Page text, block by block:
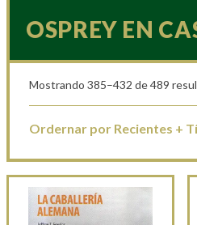
OSPREY EN
Mostrando 385–432 de 489